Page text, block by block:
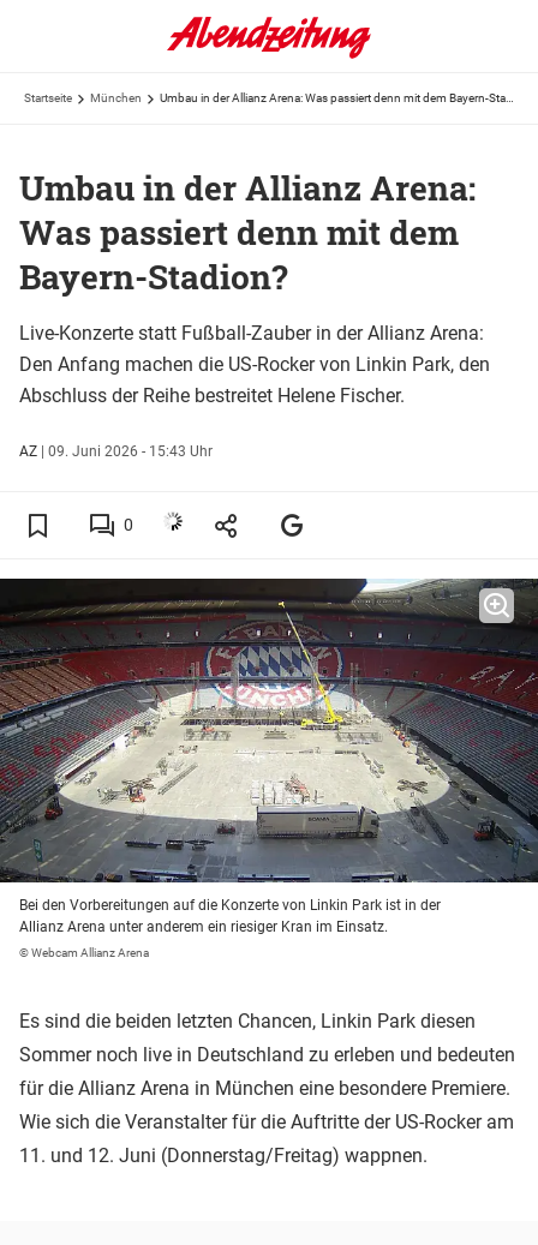
Startseite München
Umbau in der Allianz Arena:
Was passiert denn mit dem
Bayern-Stadion?
Live-Konzerte statt Fußball-Zauber in der Allianz Arena:
Den Anfang machen die US-Rocker von Linkin Park, den
Abschluss der Reihe bestreitet Helene Fischer.
AZ | 09. Juni 2026 - 15:43 Uhr
0
Bei den Vorbereitungen auf die Konzerte von Linkin Park ist in der
Allianz Arena unter anderem ein riesiger Kran im Einsatz.
© Webcam Allianz Arena
Es sind die beiden letzten Chancen, Linkin Park diesen
Sommer noch live in Deutschland zu erleben und bedeuten
für die Allianz Arena in München eine besondere Premiere.
Wie sich die Veranstalter für die Auftritte der US-Rocker am
11. und 12. Juni (Donnerstag/Freitag) wappnen.